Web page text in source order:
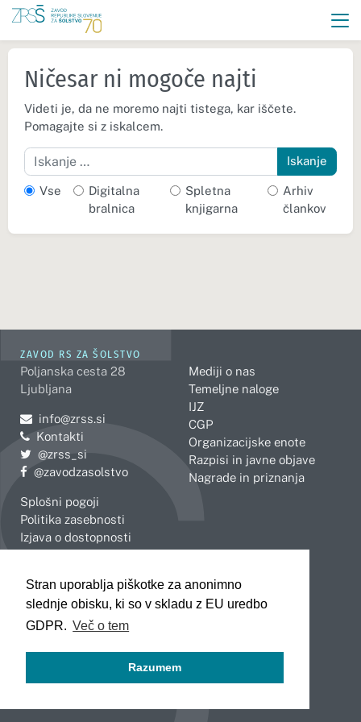
Stran uporablja piškotke za anonimno
slednje obisku, ki so v skladu z EU uredbo
GDPR. Več o tem
Razumem
Ničesar ni mogoče najti
Videti je, da ne moremo najti tistega, kar iščete.
Pomagajte si z iskalcem.
Iskanje
Vse
Digitalna
bralnica
Spletna
knjigarna
Arhiv
člankov
ZAVOD RS ZA ŠOLSTVO
Poljanska cesta 28
Ljubljana
Pošljite e-mail na
info@zrss.si
Kontakti
Pojdite na Twitter:
@zrss_si
Pojdite na Facebook:
@zavodzasolstvo
Splošni pogoji
Politika zasebnosti
Izjava o dostopnosti
Mediji o nas
Temeljne naloge
IJZ
CGP
Organizacijske enote
Razpisi in javne objave
Nagrade in priznanja
Celje
Koper
Kranj
Novo mesto
Slovenj Gradec